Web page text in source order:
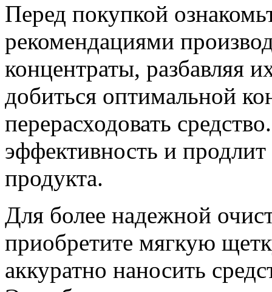
Перед покупкой
рекомендациями
концентраты, разбавляя
добиться оптимальной
перерасходовать
эффективность и
продукта.
Для более надежной
приобретите мягкую
аккуратно наносить